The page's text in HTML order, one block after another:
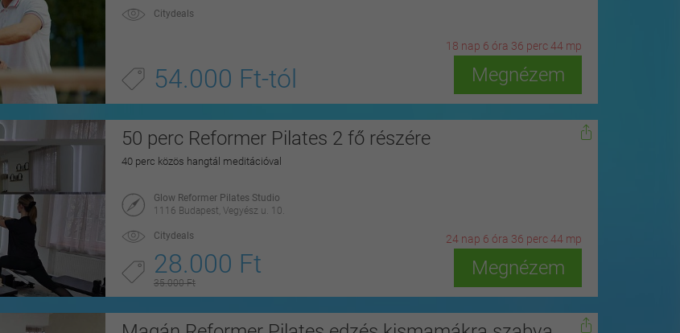
Citydeals
18 nap 6 óra 36 perc42 mp
54.000 Ft-tól Megnézem
50 perc Reformer Pilates 2 fő részére
40 perc közös hangtál meditációval
Glow Reformer Pilates Studio
1116 Budapest, Vegyész u. 10.
Citydeals 24 nap 6 óra 36 perc42 mp
28.000 Ft
35.000 Ft
Megnézem